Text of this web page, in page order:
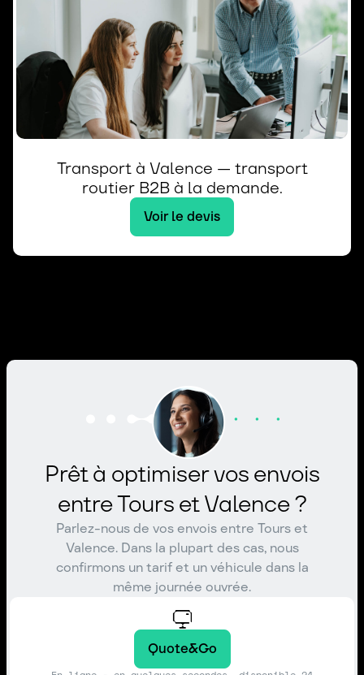
Transport à Valence — transport
routier B2B à la demande.
Voir le devis
Prêt à optimiser vos envois
entre Tours et Valence ?
Parlez-nous de vos envois entre Tours et
Valence. Dans la plupart des cas, nous
confirmons un tarif et un véhicule dans la
même journée ouvrée.
Quote&Go